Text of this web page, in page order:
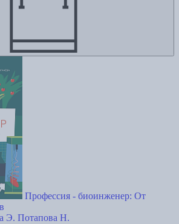
Профессия - биоинженер: От
Э. Потапова Н.